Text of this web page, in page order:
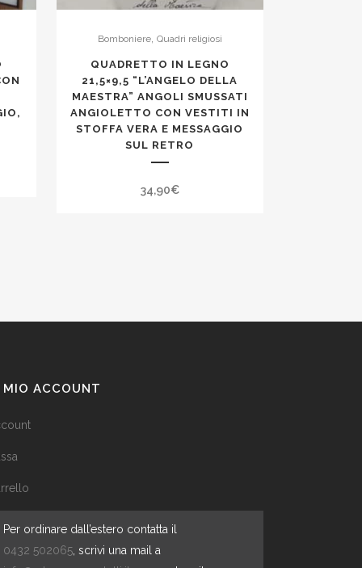
Bomboniere, Quadri religiosi
QUADRETTO IN LEGNO
21,5×9,5 “L’ANGELO DELLA
MAESTRA” ANGOLI SMUSSATI
ANGIOLETTO CON VESTITI IN
STOFFA VERA E MESSAGGIO
SUL RETRO
34,90€
MIO ACCOUNT
Per ordinare dall’estero contatta il
0432 502065, scrivi una mail a